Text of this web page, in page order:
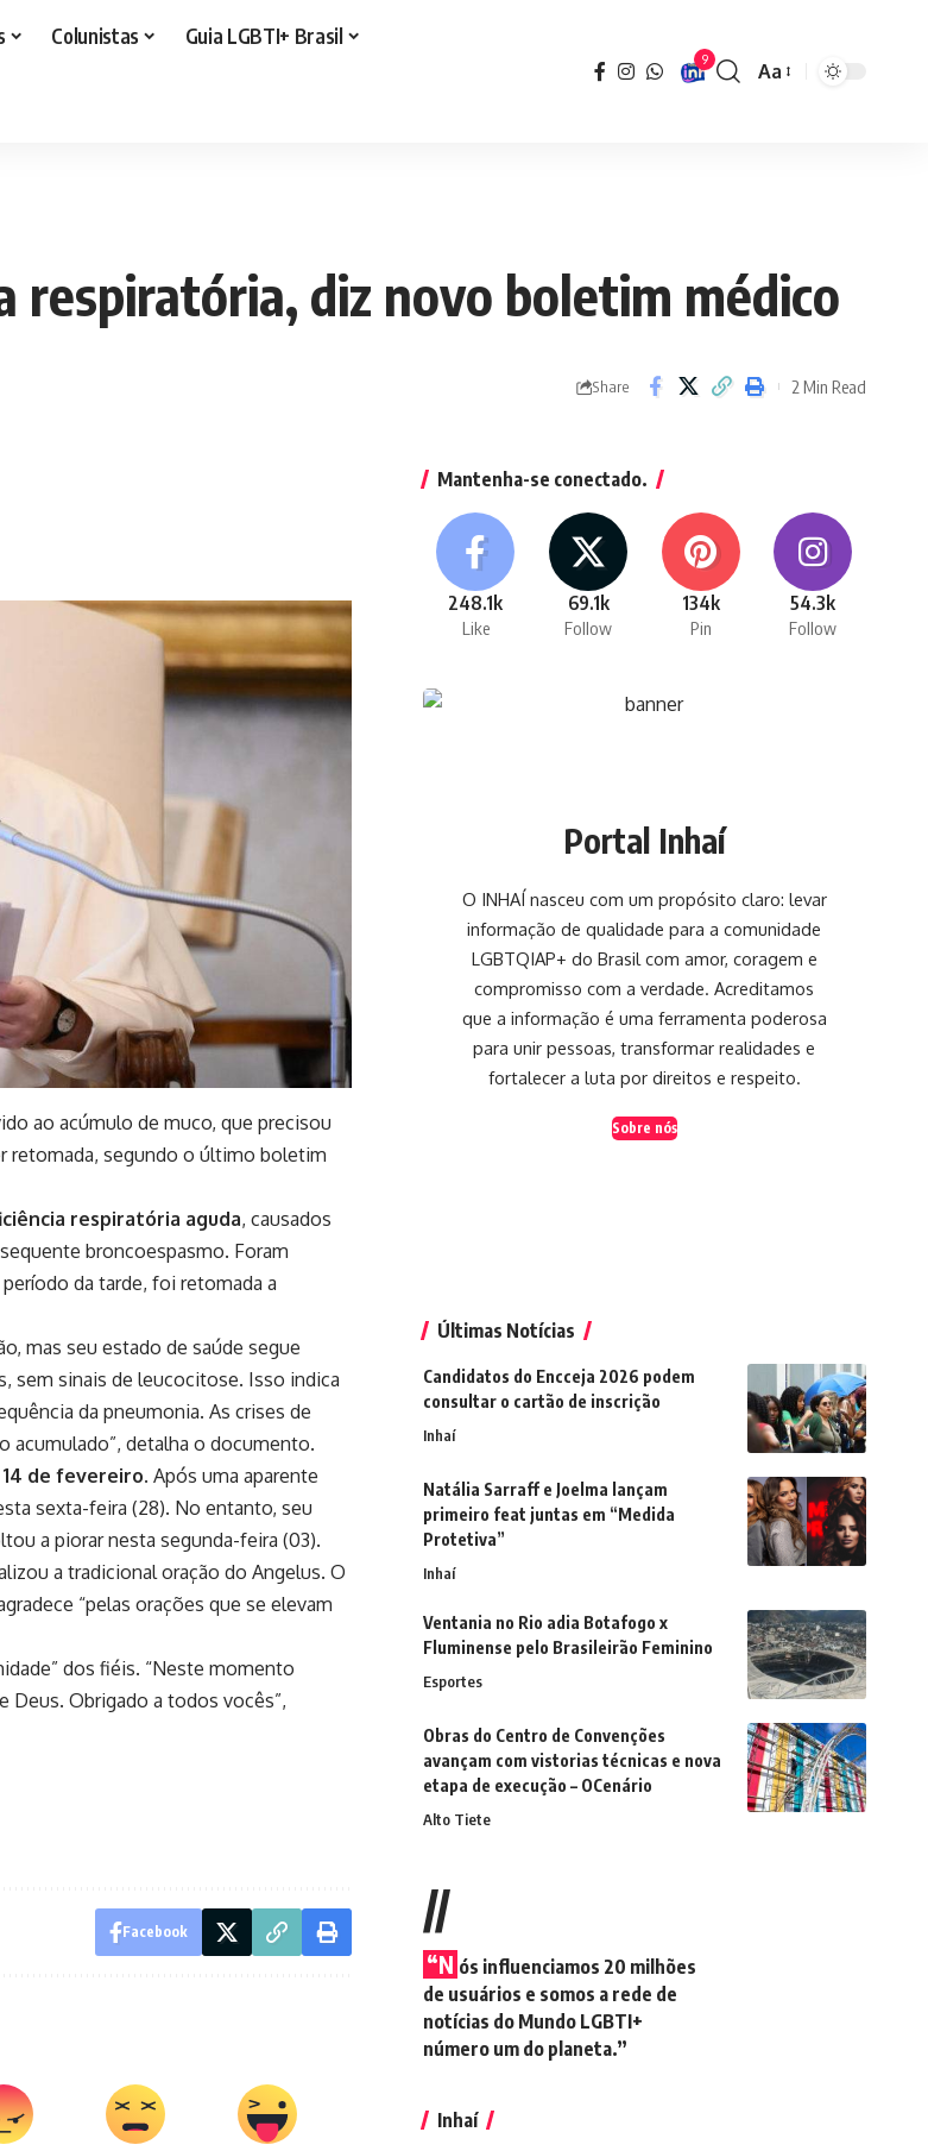
Colunistas Guia LGBTI+ Brasil
9
Font
Aa
respiratória, diz novo boletim médico
Share 2 Min Read
ao acúmulo de muco, que precisou
retomada, segundo o último boletim
respiratória aguda, causados
broncoespasmo. Foram
da tarde, foi retomada a
mas seu estado de saúde segue
sem sinais de leucocitose. Isso indica
da pneumonia. As crises de
acumulado”, detalha o documento.
14 de fevereiro. Após uma aparente
sexta-feira (28). No entanto, seu
a piorar nesta segunda-feira (03).
a tradicional oração do Angelus. O
“pelas orações que se elevam
dos fiéis. “Neste momento
Deus. Obrigado a todos vocês”,
Facebook
Mantenha-se conectado.
248.1k
Like
69.1k
Follow
134k
Pin
54.3k
Follow
Portal Inhaí
O INHAÍ nasceu com um propósito claro: levar
informação de qualidade para a comunidade
LGBTQIAP+ do Brasil com amor, coragem e
compromisso com a verdade. Acreditamos
que a informação é uma ferramenta poderosa
para unir pessoas, transformar realidades e
fortalecer a luta por direitos e respeito.
Sobre nós
Últimas Notícias
Candidatos do Encceja 2026 podem
consultar o cartão de inscrição
Inhaí
Natália Sarraff e Joelma lançam
primeiro feat juntas em “Medida
Protetiva”
Inhaí
Ventania no Rio adia Botafogo x
Fluminense pelo Brasileirão Feminino
Esportes
Obras do Centro de Convenções
avançam com vistorias técnicas e nova
etapa de execução – OCenário
Alto Tiete
//
“N ós influenciamos 20 milhões
de usuários e somos a rede de
notícias do Mundo LGBTI+
número um do planeta.”
Inhaí